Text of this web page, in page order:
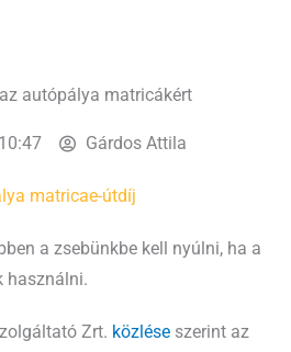
autópálya matricákért
10:47 Gárdos Attila
matricae-útdíj
a zsebünkbe kell nyúlni, ha a
használni.
Zrt. közlése szerint az